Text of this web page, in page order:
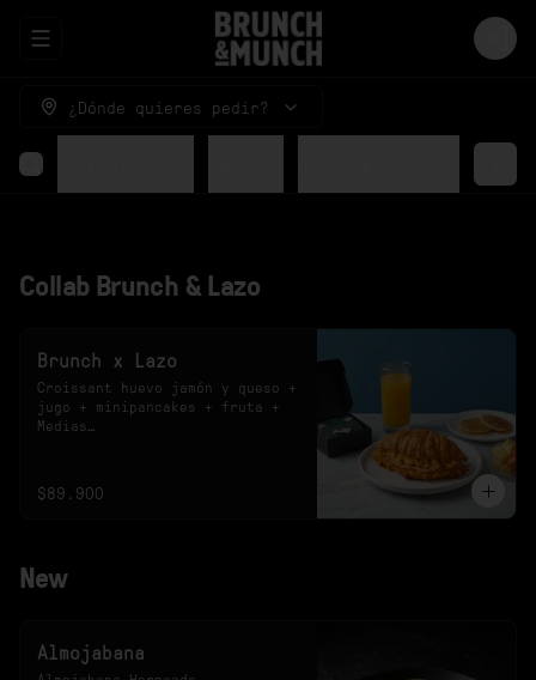
Abrir menu de navegación
¿Dónde quieres pedir?
Rolls by Cinnabon
Collab Brunch & Lazo
Brunch x Lazo
Croissant huevo jamón y queso +
jugo + minipancakes + fruta +
Medias
disponibilidad.
$89.900
New
Almojabana